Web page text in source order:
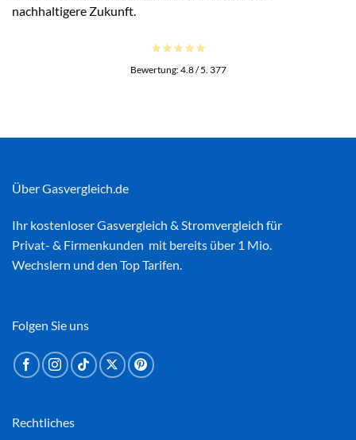
nachhaltigere Zukunft.
Bewertung:4.8/ 5. 377
Über Gasvergleich.de
Ihr kostenloserGasvergleich & Stromvergleich für
Privat- & Firmenkunden mit bereits über 1 Mio.
Wechslern und den Top Tarifen.
Rechtliches
Folgen Sie uns